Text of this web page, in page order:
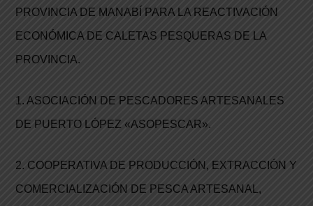
PROVINCIA DE MANABÍ PARA LA REACTIVACIÓN
ECONÓMICA DE CALETAS PESQUERAS DE LA
PROVINCIA.
1. ASOCIACIÓN DE PESCADORES ARTESANALES
DE PUERTO LÓPEZ «ASOPESCAR».
2. COOPERATIVA DE PRODUCCIÓN, EXTRACCIÓN Y
COMERCIALIZACIÓN DE PESCA ARTESANAL,